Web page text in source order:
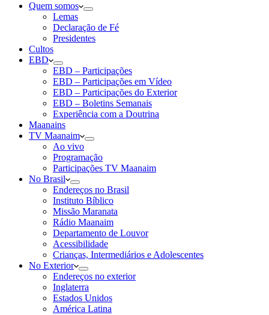
Quem somos
Lemas
Declaração de Fé
Presidentes
Cultos
EBD
EBD – Participações
EBD – Participações em Vídeo
EBD – Participações do Exterior
EBD – Boletins Semanais
Experiência com a Doutrina
Maanains
TV Maanaim
Ao vivo
Programação
Participações TV Maanaim
No Brasil
Endereços no Brasil
Instituto Bíblico
Missão Maranata
Rádio Maanaim
Departamento de Louvor
Acessibilidade
Crianças, Intermediários e Adolescentes
No Exterior
Endereços no exterior
Inglaterra
Estados Unidos
América Latina